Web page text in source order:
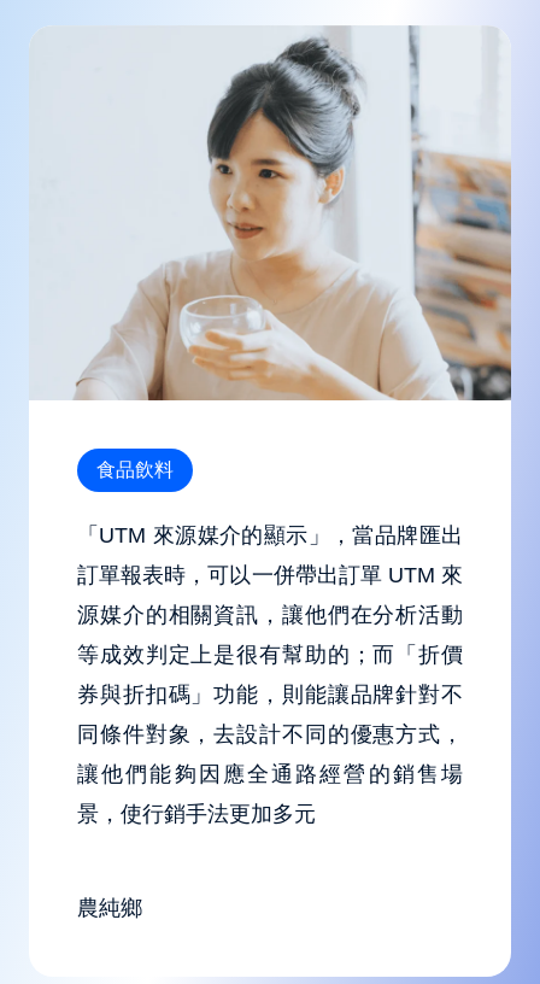
食品飲料
「UTM 來源媒介的顯示」，當品牌匯出
訂單報表時，可以一併帶出訂單 UTM 來
源媒介的相關資訊，讓他們在分析活動
等成效判定上是很有幫助的；而「折價
券與折扣碼」功能，則能讓品牌針對不
同條件對象，去設計不同的優惠方式，
讓他們能夠因應全通路經營的銷售場
景，使行銷手法更加多元
農純鄉